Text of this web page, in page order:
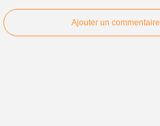
Ajouter un commentaire